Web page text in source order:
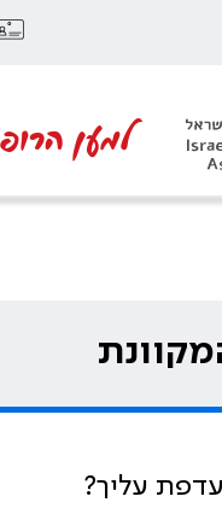
למען
עליך?